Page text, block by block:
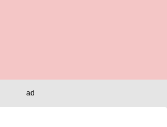
ad